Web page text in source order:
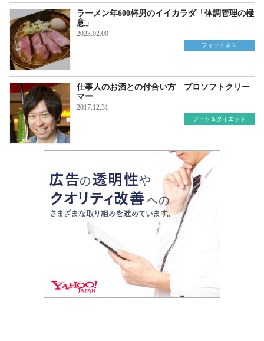
ラーメン年600杯男のイイカラダ「体調管理の極
意」
2023.02.09
フィットネス
仕事人のお酒との付合い方 プロソフトクリー
マー
2017.12.31
フード＆ダイエット